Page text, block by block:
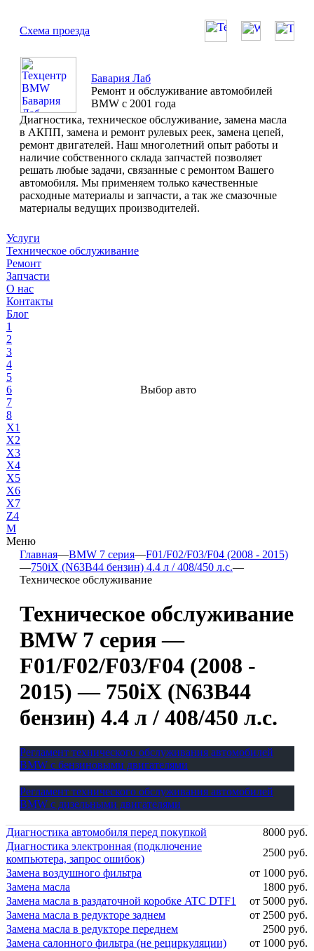
Схема проезда
Бавария Лаб
Ремонт и обслуживание автомобилей
BMW с 2001 года
Диагностика, техническое обслуживание, замена масла
в АКПП, замена и ремонт рулевых реек, замена цепей,
ремонт двигателей. Наш многолетний опыт работы и
наличие собственного склада запчастей позволяет
решать любые задачи, связанные с ремонтом Вашего
автомобиля. Мы применяем только качественные
расходные материалы и запчасти, а так же смазочные
материалы ведущих производителей.
Услуги
Техническое обслуживание
Ремонт
Запчасти
О нас
Контакты
Блог
1
2
3
4
5
6
7
8
X1
X2
X3
X4
X5
X6
X7
Z4
М
Меню
Выбор авто
Главная—BMW 7 серия—F01/F02/F03/F04 (2008 - 2015)
—750iX (N63B44 бензин) 4.4 л / 408/450 л.с.—
Техническое обслуживание
Техническое обслуживание
BMW 7 серия —
F01/F02/F03/F04 (2008 -
2015) — 750iX (N63B44
бензин) 4.4 л / 408/450 л.с.
Регламент технического обслуживания автомобилей
BMW с бензиновыми двигателями
Регламент технического обслуживания автомобилей
BMW с дизельными двигателями
Диагностика автомобиля перед покупкой
8000 руб.
Диагностика электронная (подключение
компьютера, запрос ошибок)
2500 руб.
Замена воздушного фильтра
от 1000 руб.
Замена масла
1800 руб.
Замена масла в раздаточной коробке ATC DTF1
от 5000 руб.
Замена масла в редукторе заднем
от 2500 руб.
Замена масла в редукторе переднем
2500 руб.
Замена салонного фильтра (не рециркуляции)
от 1000 руб.